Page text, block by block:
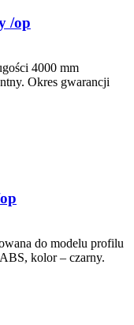
/op
4000 mm
Okres gwarancji
do modelu profilu
kolor – czarny.